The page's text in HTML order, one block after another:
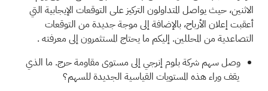
الاثنين، حيث يواصل المتداولون التركيز على التوقعات الإيجابية التي
أعقبت إعلان الأرباح، بالإضافة إلى موجة جديدة من التوقعات
التصاعدية من المحللين. إليكم ما يحتاج المستثمرون إلى معرفته.
وصل سهم شركة بلوم إنرجي إلى مستوى مقاومة حرج. ما الذي
يقف وراء هذه المستويات القياسية الجديدة للسهم؟